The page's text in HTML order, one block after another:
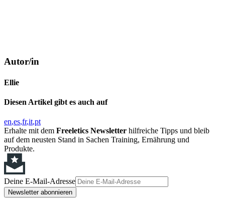
Autor/in
Ellie
Diesen Artikel gibt es auch auf
en es fr it pt
Erhalte mit dem Freeletics Newsletter hilfreiche Tipps und bleib
auf dem neusten Stand in Sachen Training, Ernährung und
Produkte.
Deine E-Mail-Adresse
Newsletter abonnieren